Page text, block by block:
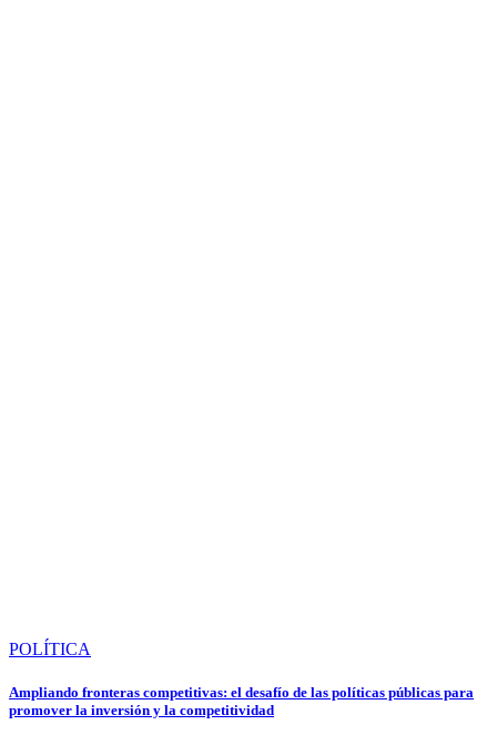
POLÍTICA
Ampliando fronteras competitivas: el desafío de las políticas públicas para
promover la inversión y la competitividad